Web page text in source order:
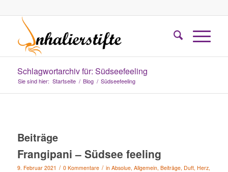
Schlagwortarchiv für: Südseefeeling
Sie sind hier: Startseite / Blog / Südseefeeling
Beiträge
Frangipani – Südsee feeling
9. Februar 2021 / 0 Kommentare / in Absolue, Allgemein, Beiträge, Duft, Herz,